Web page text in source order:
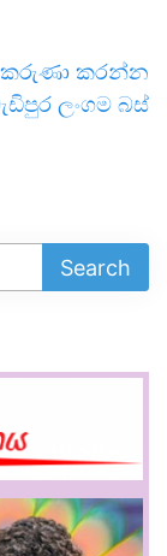
කරුණා කරන්න
ලංගම බස්